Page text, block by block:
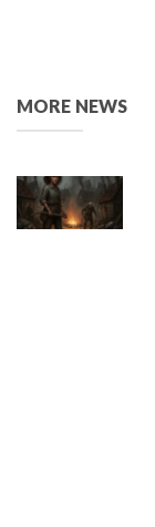
MORE NEWS